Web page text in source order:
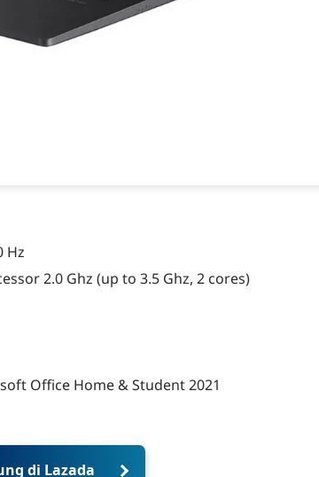
Hz
2.0 Ghz (up to 3.5 Ghz, 2 cores)
Office Home & Student 2021
di Lazada